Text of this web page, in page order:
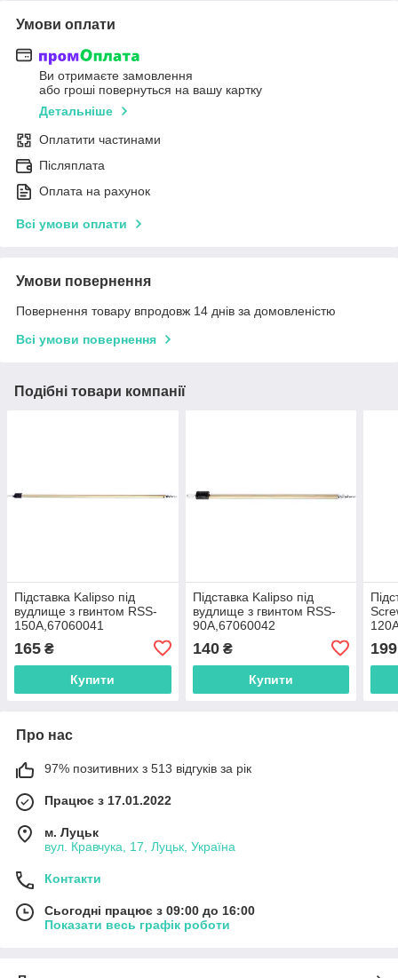
Умови оплати
Ви отримаєте замовлення
або гроші повернуться на вашу картку
Детальніше
Оплатити частинами
Післяплата
Оплата на рахунок
Всі умови оплати
Умови повернення
Повернення товару впродовж 14 днів за домовленістю
Всі умови повернення
Подібні товари компанії
Підставка Kalipso під
вудлище з гвинтом RSS-
150A,67060041
165 ₴
Купити
Підставка Kalipso під
вудлище з гвинтом RSS-
90A,67060042
140₴
Купити
199
Про нас
97% позитивних з 513 відгуків за рік
Працює з 17.01.2022
м. Луцьк
вул. Кравчука, 17, Луцьк, Україна
Контакти
Сьогодні працює з 09:00 до 16:00
Показати весь графік роботи